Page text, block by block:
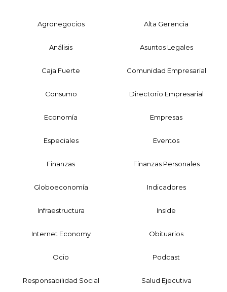
Agronegocios Alta Gerencia
Análisis Asuntos Legales
Caja Fuerte Comunidad Empresarial
Consumo Directorio Empresarial
Economía Empresas
Especiales Eventos
Finanzas Finanzas Personales
Globoeconomía Indicadores
Infraestructura Inside
Internet Economy Obituarios
Ocio Podcast
Responsabilidad Social Salud Ejecutiva